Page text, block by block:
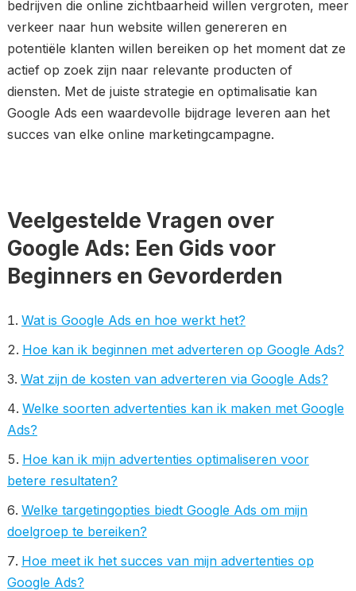
bedrijven die online zichtbaarheid willen vergroten, meer
verkeer naar hun website willen genereren en
potentiële klanten willen bereiken op het moment dat ze
actief op zoek zijn naar relevante producten of
diensten. Met de juiste strategie en optimalisatie kan
Google Ads een waardevolle bijdrage leveren aan het
succes van elke online marketingcampagne.
Veelgestelde Vragen over
Google Ads: Een Gids voor
Beginners en Gevorderden
Wat is Google Ads en hoe werkt het?
Hoe kan ik beginnen met adverteren op Google Ads?
Wat zijn de kosten van adverteren via Google Ads?
Welke soorten advertenties kan ik maken met Google
Ads?
Hoe kan ik mijn advertenties optimaliseren voor
betere resultaten?
Welke targetingopties biedt Google Ads om mijn
doelgroep te bereiken?
Hoe meet ik het succes van mijn advertenties op
Google Ads?